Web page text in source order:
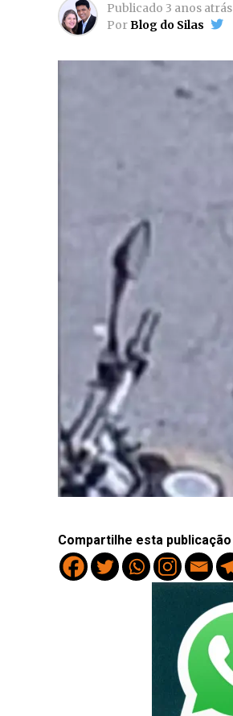
Publicado 3 anos atrás
PorBlog do Silas
Compartilhe esta publicação